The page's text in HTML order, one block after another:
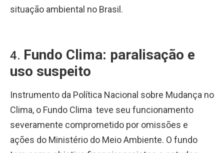
situação ambiental no Brasil.
4. Fundo Clima: paralisação e
uso suspeito
Instrumento da Política Nacional sobre Mudança no
Clima, o Fundo Clima teve seu funcionamento
severamente comprometido por omissões e
ações do Ministério do Meio Ambiente. O fundo